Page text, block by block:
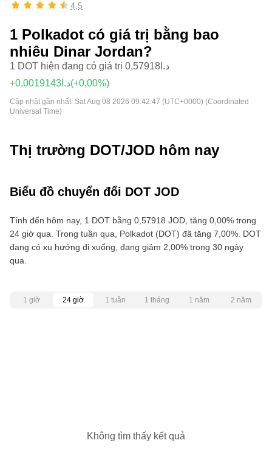
4,5
1 Polkadot có giá trị bằng bao
nhiêu Dinar Jordan?
1 DOT hiện đang có giá trị د.ا0,57918
+د.ا0,0019143(+0,00%)
Cập nhật gần nhất: Sat Aug 08 2026 09:42:47 (UTC+0000) (Coordinated
Universal Time)
Thị trường DOT/JOD hôm nay
Biểu đồ chuyển đổi DOT JOD
Tính đến hôm nay, 1 DOT bằng 0,57918 JOD, tăng 0,00% trong
24 giờ qua. Trong tuần qua, Polkadot (DOT) đã tăng 7,00%. DOT
đang có xu hướng đi xuống, đang giảm 2,00% trong 30 ngày
qua.
1 giờ 24 giờ 1 tuần 1 tháng 1 năm 2 năm
Không tìm thấy kết quả